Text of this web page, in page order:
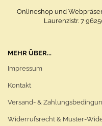
Onlineshop und
Laurenzistr. 7
MEHR ÜBER...
Impressum
Kontakt
Versand- &
Widerrufsrecht & Muster-